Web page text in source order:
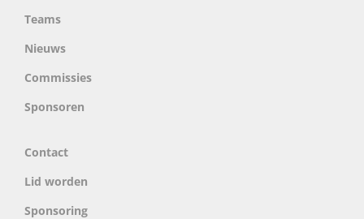
Teams
Nieuws
Commissies
Sponsoren
Contact
Lid worden
Sponsoring